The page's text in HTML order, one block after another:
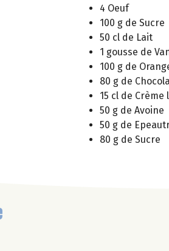
4 Oeuf
100 g de Sucre
50 cl de Lait
1 gousse de
100 g de
80 g de
15 cl de Crème
50 g de Avoine
50 g de
80 g de Sucre